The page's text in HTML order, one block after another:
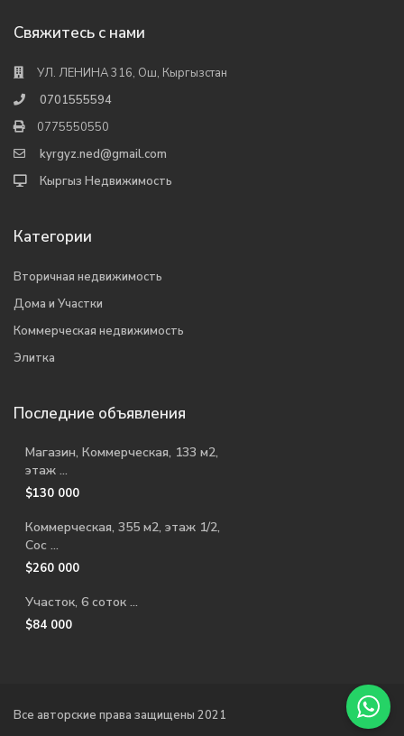
Свяжитесь с нами
УЛ. ЛЕНИНА 316, Ош, Кыргызстан
0701555594
0775550550
kyrgyz.ned@gmail.com
Кыргыз Недвижимость
Категории
Вторичная недвижимость
Дома и Участки
Коммерческая недвижимость
Элитка
Последние объявления
Магазин, Коммерческая, 133 м2,
этаж ...
$130 000
Коммерческая, 355 м2, этаж 1/2,
Сос ...
$260 000
Участок, 6 соток ...
$84 000
Все авторские права защищены 2021